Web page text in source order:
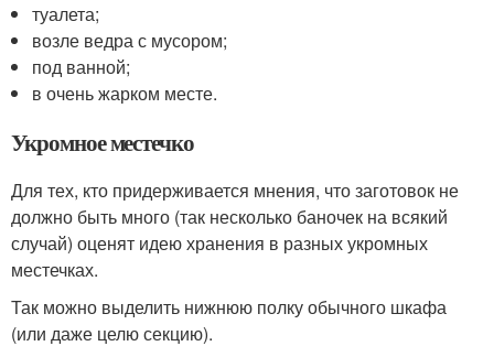
туалета;
возле ведра с мусором;
под ванной;
в очень жарком месте.
Укромное местечко
Для тех, кто придерживается мнения, что заготовок не
должно быть много (так несколько баночек на всякий
случай) оценят идею хранения в разных укромных
местечках.
Так можно выделить нижнюю полку обычного шкафа
(или даже целю секцию).